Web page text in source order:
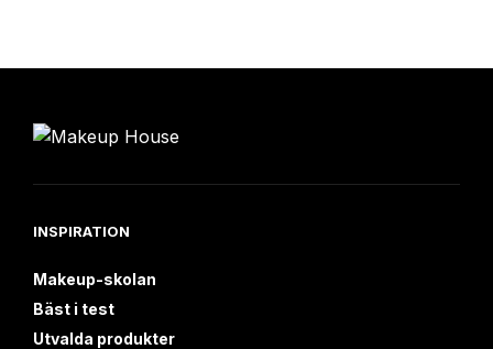
INSPIRATION
Makeup-skolan
Bäst i test
Utvalda produkter